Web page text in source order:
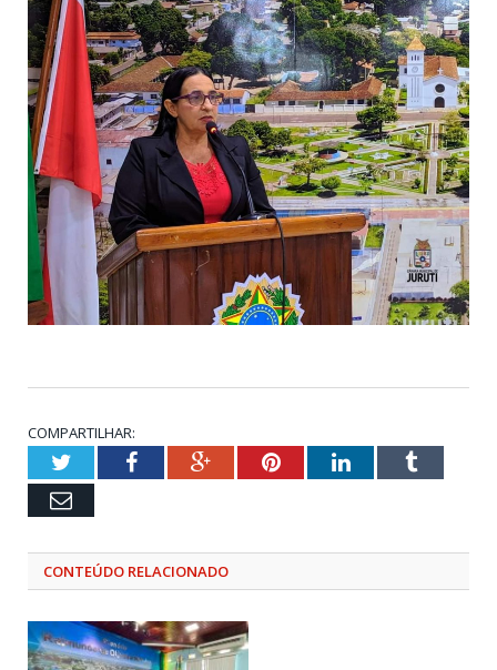
COMPARTILHAR:
TwitterFacebookGoogle+PinterestLinkedInTumblr
Email
CONTEÚDO RELACIONADO